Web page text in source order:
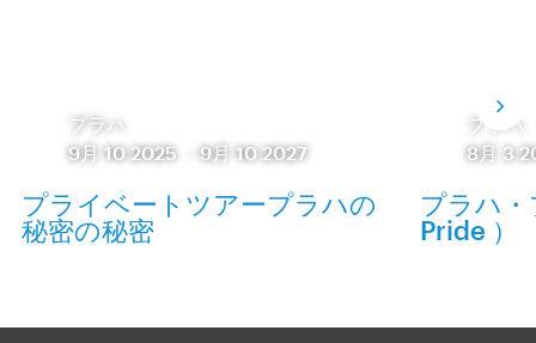
プラハ
9月 10 2025
9月 10 2027
プライベートツアープラハの
秘密の秘密
プラハ
8月 3
プラハ
Pride ）